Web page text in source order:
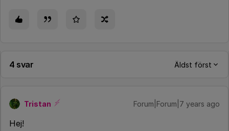
4 svar Äldst först
Tristan Forum|Forum|7 years ago
Hej!